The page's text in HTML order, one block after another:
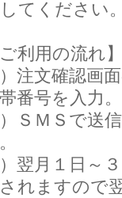
てください
ご利用の流れ
注文確認画
番号を入力。
ＳＭＳで送
翌月１日～
れますので